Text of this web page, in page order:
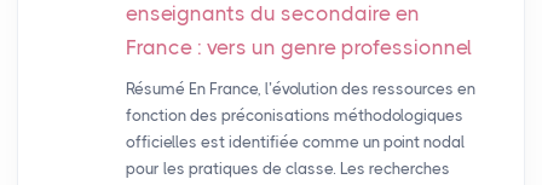
enseignants du secondaire en
France : vers un genre professionnel
Résumé En France, l’évolution des ressources en
fonction des préconisations méthodologiques
officielles est identifiée comme un point nodal
pour les pratiques de classe. Les recherches